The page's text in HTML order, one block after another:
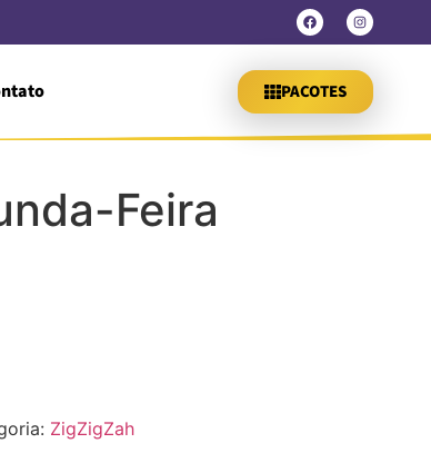
PACOTES
Feira
ZigZigZah